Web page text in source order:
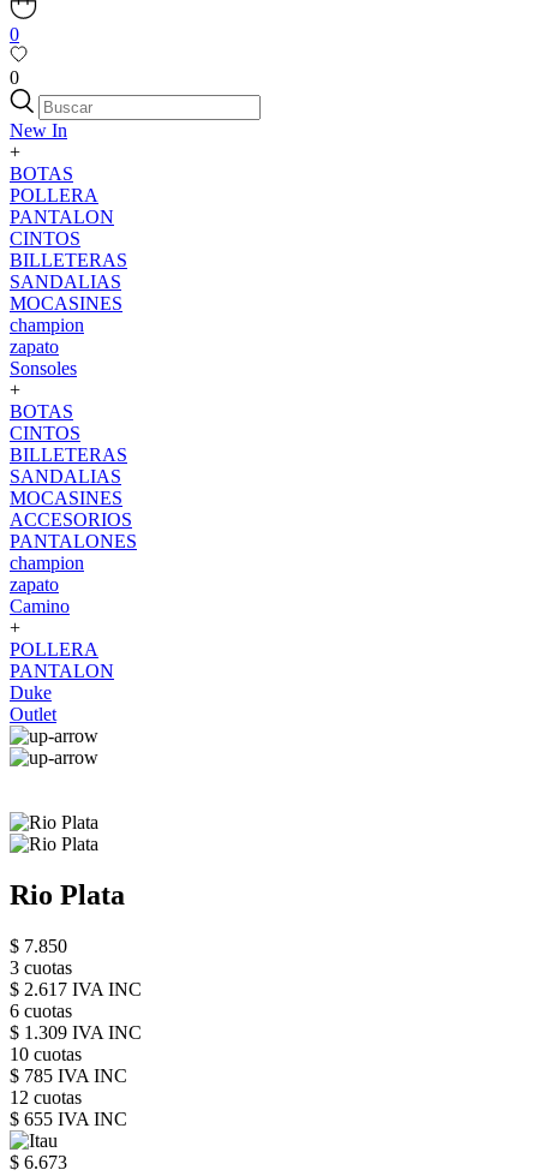
0
0
New In
+
BOTAS
POLLERA
PANTALON
CINTOS
BILLETERAS
SANDALIAS
MOCASINES
champion
zapato
Sonsoles
+
BOTAS
CINTOS
BILLETERAS
SANDALIAS
MOCASINES
ACCESORIOS
PANTALONES
champion
zapato
Camino
+
POLLERA
PANTALON
Duke
Outlet
Rio Plata
$ 7.850
3 cuotas
$ 2.617 IVA INC
6 cuotas
$ 1.309 IVA INC
10 cuotas
$ 785 IVA INC
12 cuotas
$ 655 IVA INC
$ 6.673